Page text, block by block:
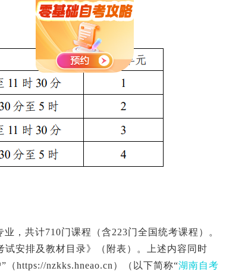
业，共计710门课程（含223门全国统考课程）。
试安排及教材目录》（附表）。上述内容同时
（https://nzkks.hneao.cn ）（以下简称“湖南自考